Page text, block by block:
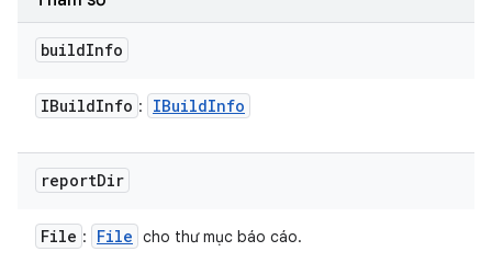
buildInfo
IBuildInfo : IBuildInfo
reportDir
File : File cho thư mục báo cáo.